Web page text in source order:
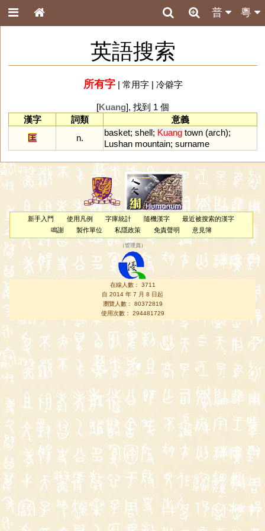
粵
普
英語搜索
所有字| 常用字| 冷僻字
[Kuang], 找到 1 個
漢字
詞類
意義
匡
n.
basket; shell; Kuang town (arch);
Lushan mountain; surname
新手入門 使用凡例 字庫統計 隨機漢字
最近被搜索的漢字
鳴謝
製作單位 私隱政策 免責聲明 意見簿
（管理員 ）
在線人數： 3711
自 2014 年 7 月 8 日起
瀏覽人數： 80372819
使用次數： 294481729